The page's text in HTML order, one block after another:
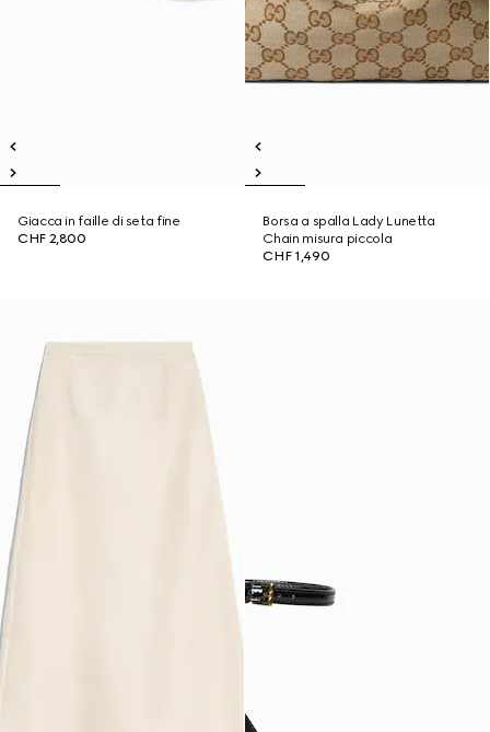
Giacca in faille di seta fine
CHF 2,800
Borsa a spalla Lady Lunetta
Chain misura piccola
CHF 1,490